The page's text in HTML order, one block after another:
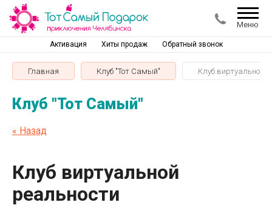
Меню
Активация Хиты продаж Обратный звонок
Главная Клуб "Тот Самый" Клуб виртуальной
Клуб "Тот Самый"
« Назад
Клуб виртуальной
реальности